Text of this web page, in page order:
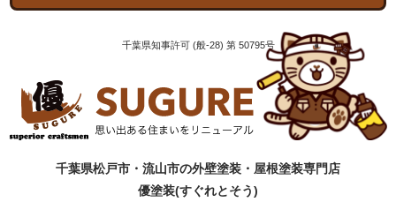
千葉県知事許可 (般-28) 第 50795号
千葉県松戸市・流山市の外壁塗装・屋根塗装専門店
優塗装(すぐれとそう)